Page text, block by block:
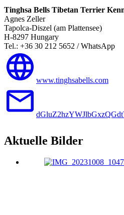
Tinghsa Bells Tibetan Terrier
Agnes Zeller
Tapolca-Diszel (am Plattensee)
H-8297 Hungary
Tel.: +36 30 212 5652 / WhatsApp
www.tinghsabells.com
Aktuelle Bilder